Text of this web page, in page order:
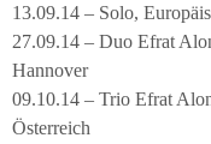
13.09.14 – Solo,
27.09.14 – Duo Efrat
Hannover
09.10.14 – Trio Efrat
Österreich